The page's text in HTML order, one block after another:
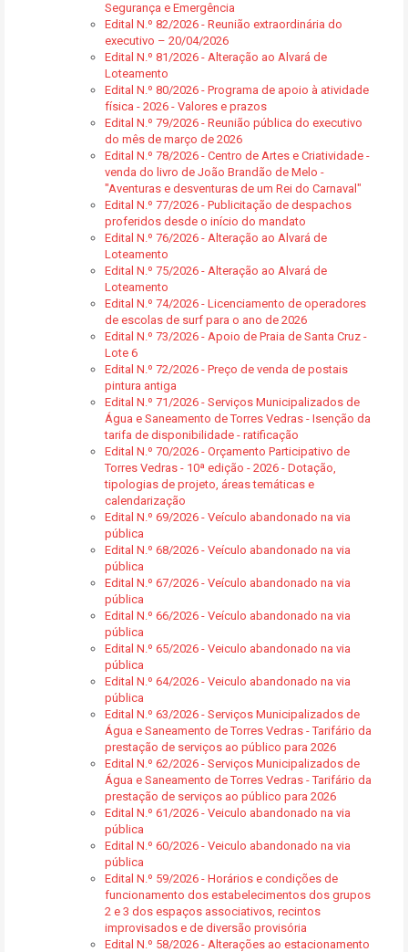
Segurança e Emergência
Edital N.º 82/2026 - Reunião extraordinária do
executivo – 20/04/2026
Edital N.º 81/2026 - Alteração ao Alvará de
Loteamento
Edital N.º 80/2026 - Programa de apoio à atividade
física - 2026 - Valores e prazos
Edital N.º 79/2026 - Reunião pública do executivo
do mês de março de 2026
Edital N.º 78/2026 - Centro de Artes e Criatividade -
venda do livro de João Brandão de Melo -
"Aventuras e desventuras de um Rei do Carnaval"
Edital N.º 77/2026 - Publicitação de despachos
proferidos desde o início do mandato
Edital N.º 76/2026 - Alteração ao Alvará de
Loteamento
Edital N.º 75/2026 - Alteração ao Alvará de
Loteamento
Edital N.º 74/2026 - Licenciamento de operadores
de escolas de surf para o ano de 2026
Edital N.º 73/2026 - Apoio de Praia de Santa Cruz -
Lote 6
Edital N.º 72/2026 - Preço de venda de postais
pintura antiga
Edital N.º 71/2026 - Serviços Municipalizados de
Água e Saneamento de Torres Vedras - Isenção da
tarifa de disponibilidade - ratificação
Edital N.º 70/2026 - Orçamento Participativo de
Torres Vedras - 10ª edição - 2026 - Dotação,
tipologias de projeto, áreas temáticas e
calendarização
Edital N.º 69/2026 - Veículo abandonado na via
pública
Edital N.º 68/2026 - Veículo abandonado na via
pública
Edital N.º 67/2026 - Veículo abandonado na via
pública
Edital N.º 66/2026 - Veículo abandonado na via
pública
Edital N.º 65/2026 - Veiculo abandonado na via
pública
Edital N.º 64/2026 - Veiculo abandonado na via
pública
Edital N.º 63/2026 - Serviços Municipalizados de
Água e Saneamento de Torres Vedras - Tarifário da
prestação de serviços ao público para 2026
Edital N.º 62/2026 - Serviços Municipalizados de
Água e Saneamento de Torres Vedras - Tarifário da
prestação de serviços ao público para 2026
Edital N.º 61/2026 - Veiculo abandonado na via
pública
Edital N.º 60/2026 - Veiculo abandonado na via
pública
Edital N.º 59/2026 - Horários e condições de
funcionamento dos estabelecimentos dos grupos
2 e 3 dos espaços associativos, recintos
improvisados e de diversão provisória
Edital N.º 58/2026 - Alterações ao estacionamento